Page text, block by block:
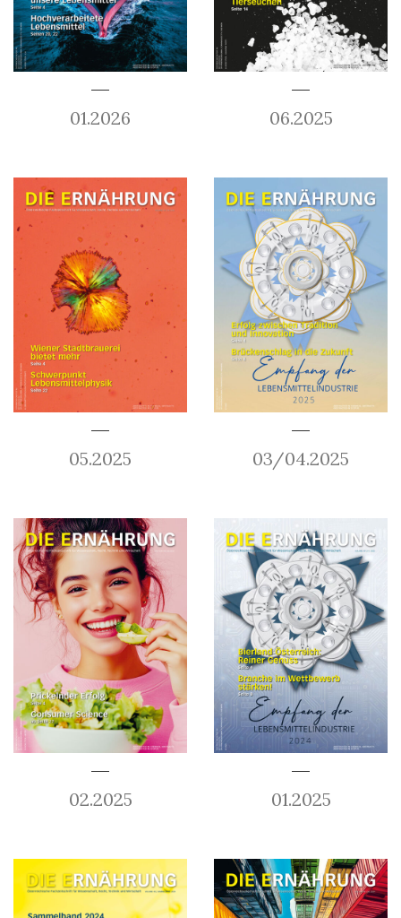
01.2026 06.2025
05.2025 03/04.2025
02.2025 01.2025